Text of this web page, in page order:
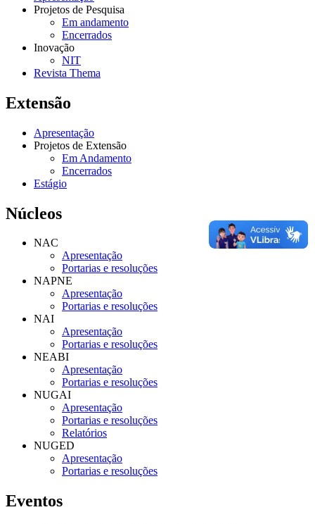
Projetos de Pesquisa
Em andamento
Encerrados
Inovação
NIT
Revista Thema
Extensão
Apresentação
Projetos de Extensão
Em Andamento
Encerrados
Estágio
Núcleos
NAC
Apresentação
Portarias e resoluções
NAPNE
Apresentação
Portarias e resoluções
NAI
Apresentação
Portarias e resoluções
NEABI
Apresentação
Portarias e resoluções
NUGAI
Apresentação
Portarias e resoluções
Relatórios
NUGED
Apresentação
Portarias e resoluções
Eventos